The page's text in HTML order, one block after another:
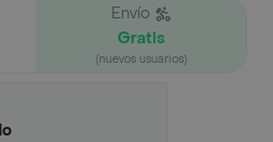
Envío
Gratis
(nuevos usuarios)